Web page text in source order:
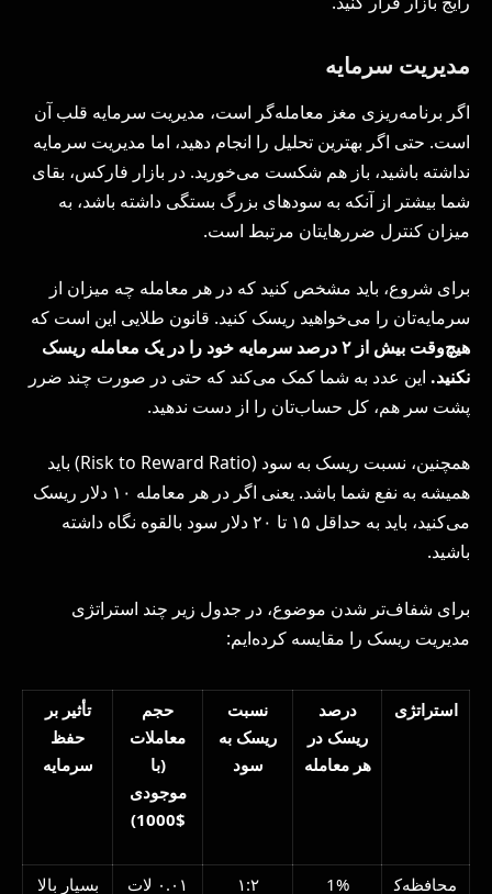
مدیریت سرمایه
اگر برنامه‌ریزی مغز معامله‌گر است، مدیریت سرمایه قلب آن
است. حتی اگر بهترین تحلیل را انجام دهید، اما مدیریت سرمایه
نداشته باشید، باز هم شکست می‌خورید. در بازار فارکس، بقای
شما بیشتر از آنکه به سودهای بزرگ بستگی داشته باشد، به
میزان کنترل ضررهایتان مرتبط است.
برای شروع، باید مشخص کنید که در هر معامله چه میزان از
سرمایه‌تان را می‌خواهید ریسک کنید. قانون طلایی این است که
هیچ‌وقت بیش از ۲درصد سرمایه خود را در یک معامله ریسک
نکنید. این عدد به شما کمک می‌کند که حتی در صورت چند ضرر
پشت سر هم، کل حساب‌تان را از دست ندهید.
همچنین، نسبت ریسک به سود (Risk to Reward Ratio) باید
همیشه به نفع شما باشد. یعنی اگر در هر معامله ۱۰ دلار ریسک
می‌کنید، باید به حداقل ۱۵ تا ۲۰ دلار سود بالقوه نگاه داشته
باشید.
برای شفاف‌تر شدن موضوع، در جدول زیر چند استراتژی
مدیریت ریسک را مقایسه کرده‌ایم:
استراتژی
درصد
ریسک در
هر معامله
نسبت
ریسک به
سود
حجم
معاملات
(با
موجودی
$1000)
تأثیر بر
حفظ
سرمایه
محافظه‌ک 1% ۱:۲ ۰.۰۱ لات بسیار بالا